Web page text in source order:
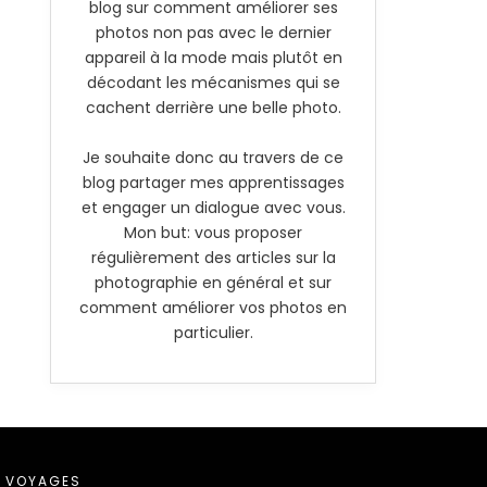
blog sur comment améliorer ses
photos non pas avec le dernier
appareil à la mode mais plutôt en
décodant les mécanismes qui se
cachent derrière une belle photo.
Je souhaite donc au travers de ce
blog partager mes apprentissages
et engager un dialogue avec vous.
Mon but: vous proposer
régulièrement des articles sur la
photographie en général et sur
comment améliorer vos photos en
particulier.
VOYAGES